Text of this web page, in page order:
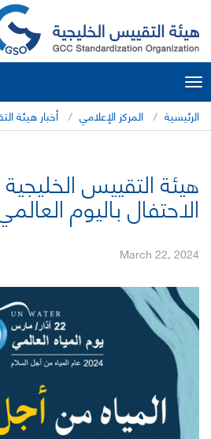
Toggle
navigation
الرئيسية المركز الإعلامي أخبار هيئة
هيئة التقييس
الاحتفال باليوم
March 22, 2024